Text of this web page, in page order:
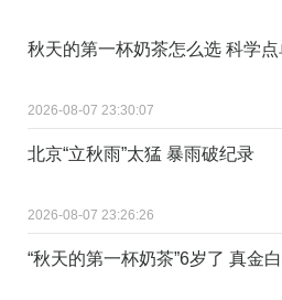
秋天的第一杯奶茶怎么选 科学
2026-08-07 23:30:07
北京“立秋雨”太猛 暴雨破纪录
2026-08-07 23:26:26
“秋天的第一杯奶茶”6岁了 真金